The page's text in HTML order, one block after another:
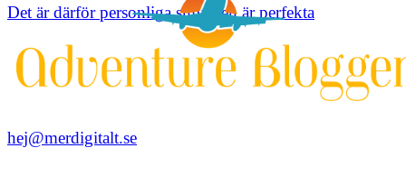
Det är därför personliga smycken är perfekta
hej@merdigitalt.se